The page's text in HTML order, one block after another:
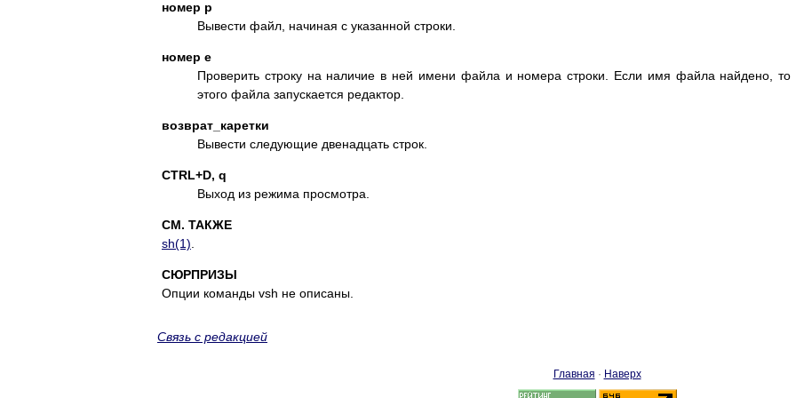
номер p
Вывести файл, начиная с указанной строки.
номер e
Проверить строку на наличие в ней имени файла и номера строки. Если имя файла найдено, то
этого файла запускается редактор.
возврат_каретки
Вывести следующие двенадцать строк.
CTRL+D, q
Выход из режима просмотра.
СМ. ТАКЖЕ
sh(1)
СЮРПРИЗЫ
Опции команды vsh не описаны.
Связь с редакцией
Главная · Наверх